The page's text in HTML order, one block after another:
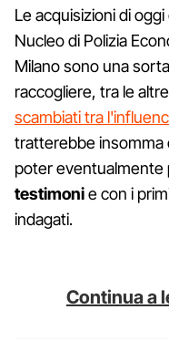
Le acquisizioni di
Nucleo di Polizia
Milano sono una
raccogliere, tra le
scambiati tra
tratterebbe insomma
poter eventualmente
testimonie con i
indagati.
Continua a